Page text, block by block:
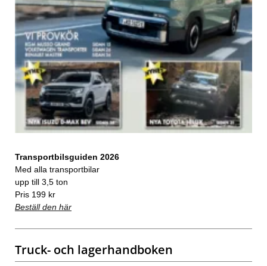
Transportbilsguiden 2026
Med alla transportbilar
upp till 3,5 ton
Pris 199 kr
Beställ den här
Truck- och lagerhandboken